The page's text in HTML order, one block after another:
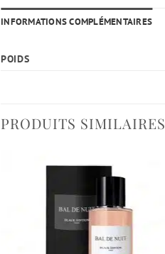
INFORMATIONS COMPLÉMENTAIRES
POIDS
PRODUITS SIMILAIRES